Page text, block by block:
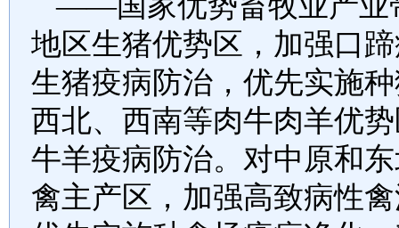
地区生猪优势区，加强口
生猪疫病防治，优先实施
西北、西南等肉牛肉羊优
牛羊疫病防治。对中原和
禽主产区，加强高致病性